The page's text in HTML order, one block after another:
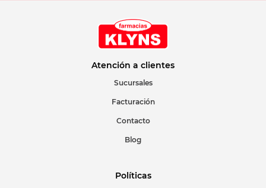
Atención a clientes
Sucursales
Facturación
Contacto
Blog
Políticas